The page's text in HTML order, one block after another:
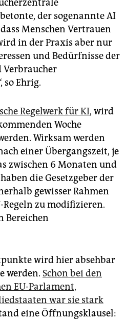
der sogenannte AI
Menschen Vertrauen
in der Praxis aber nur
und Bedürfnisse der
so Ehrig.
Regelwerk für KI, wird
Woche
Wirksam werden
einer Übergangszeit, je
zwischen 6 Monaten und
die Gesetzgeber der
gewisser Rahmen
zu modifizieren.
Bereichen
wird hier absehbar
werden. Schon bei den
EU-Parlament,
war sie stark
eine Öffnungsklausel: